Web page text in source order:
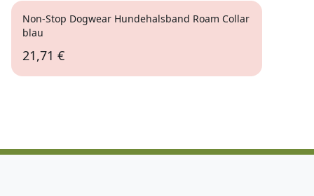
Non-Stop Dogwear Hundehalsband Roam Collar
blau
21,71 €